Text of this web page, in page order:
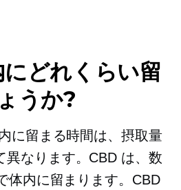
どれくらい留
うか?
に留まる時間は、摂取量
異なります。CBD は、数
体内に留まります。CBD